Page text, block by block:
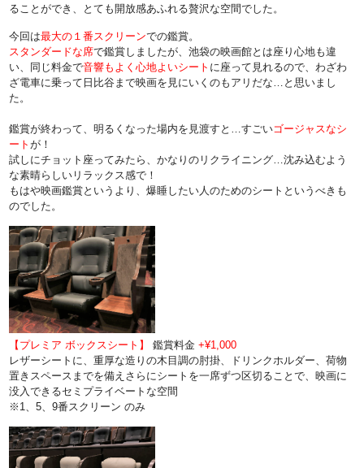
ることができ、とても開放感あふれる贅沢な空間でした。
今回は最大の１番スクリーンでの鑑賞。
スタンダードな席で鑑賞しましたが、池袋の映画館とは座り心地も違
い、同じ料金で音響もよく心地よいシート に座って見れるので、わざわ
ざ電車に乗って日比谷まで映画を見にいくのもアリだな…と思いまし
た。
鑑賞が終わって、明るくなった場内を見渡すと…すごいゴージャスなシ
ートが！
試しにチョット座ってみたら、かなりのリクライニング…沈み込むよう
な素晴らしいリラックス感で！
もはや映画鑑賞というより、爆睡したい人のためのシートというべきも
のでした。
【プレミア ボックスシート】 鑑賞料金+¥1,000
レザーシートに、重厚な造りの木目調の肘掛、ドリンクホルダー、荷物
置きスペースまでを備えさらにシートを一席ずつ区切ることで、映画に
没入できるセミプライベートな空間
※1、5、9番スクリーン のみ